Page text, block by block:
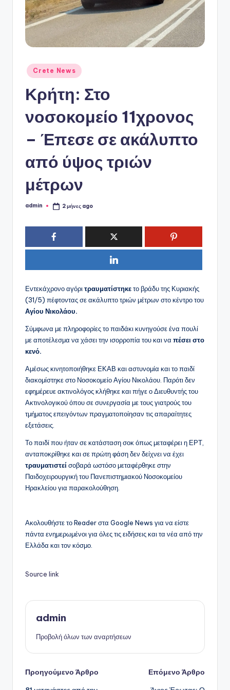
P
Αναρτήθηκε
σε
Crete News
Κρήτη: Στο
νοσοκομείο 11χρονος
– Έπεσε σε ακάλυπτο
από ύψος τριών
μέτρων
Συγγραφέας:
admin 2 μήνες ago
Εντεκάχρονο αγόρι τραυματίστηκετο βράδυ της Κυριακής
(31/5) πέφτοντας σε ακάλυπτο τριών μέτρων στο κέντρο του
Αγίου Νικολάου.
Σύμφωνα με πληροφορίες το παιδάκι κυνηγούσε ένα πουλί
με αποτέλεσμα να χάσει την ισορροπία του και να πέσει στο
κενό.
Αμέσως κινητοποιήθηκε ΕΚΑΒ και αστυνομία και το παιδί
διακομίστηκε στο Νοσοκομείο Αγίου Νικολάου. Παρότι δεν
εφημέρευε ακτινολόγος κλήθηκε και πήγε ο Διευθυντής του
Ακτινολογικού όπου σε συνεργασία με τους γιατρούς του
τμήματος επειγόντων πραγματοποίησαν τις απαραίτητες
εξετάσεις.
Το παιδί που ήταν σε κατάσταση σοκ όπως μεταφέρει η ΕΡΤ,
ανταποκρίθηκε και σε πρώτη φάση δεν δείχνει να έχει
τραυματιστείσοβαρά ωστόσο μεταφέρθηκε στην
Παιδοχειρουργική του Πανεπιστημιακού Νοσοκομείου
Ηρακλείου για παρακολούθηση.
Ακολουθήστε το Reader στα Google News για να είστε
πάντα ενημερωμένοι για όλες τις ειδήσεις και τα νέα από την
Ελλάδα και τον κόσμο.
Source link
admin
Προβολή όλων των αναρτήσεων
Πλοήγηση
Προηγούμενο Άρθρο
Επόμενο Άρθρο